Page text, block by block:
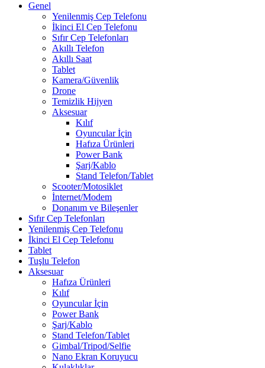
Genel
Yenilenmiş Cep Telefonu
İkinci El Cep Telefonu
Sıfır Cep Telefonları
Akıllı Telefon
Akıllı Saat
Tablet
Kamera/Güvenlik
Drone
Temizlik Hijyen
Aksesuar
Kılıf
Oyuncular İçin
Hafıza Ürünleri
Power Bank
Şarj/Kablo
Stand Telefon/Tablet
Scooter/Motosiklet
İnternet/Modem
Donanım ve Bileşenler
Sıfır Cep Telefonları
Yenilenmiş Cep Telefonu
İkinci El Cep Telefonu
Tablet
Tuşlu Telefon
Aksesuar
Hafıza Ürünleri
Kılıf
Oyuncular İçin
Power Bank
Şarj/Kablo
Stand Telefon/Tablet
Gimbal/Tripod/Selfie
Nano Ekran Koruyucu